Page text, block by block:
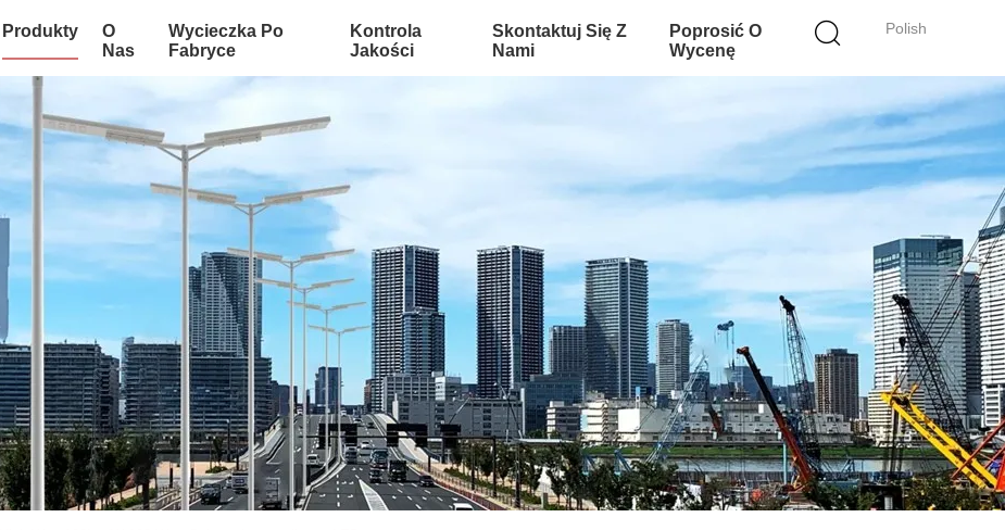
Polish
Produkty
O
Nas
Wycieczka Po
Fabryce
Kontrola
Jakości
Skontaktuj Się Z
Nami
Poprosić O
Wycenę